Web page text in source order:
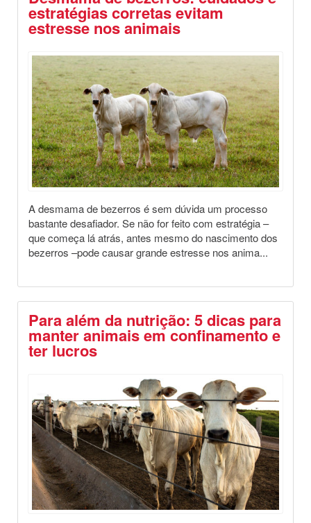
estratégias corretas evitam
estresse nos animais
A desmama de bezerros é sem dúvida um processo
bastante desafiador. Se não for feito com estratégia –
que começa lá atrás, antes mesmo do nascimento dos
bezerros –pode causar grande estresse nos anima...
Para além da nutrição: 5 dicas para
manter animais em confinamento e
ter lucros